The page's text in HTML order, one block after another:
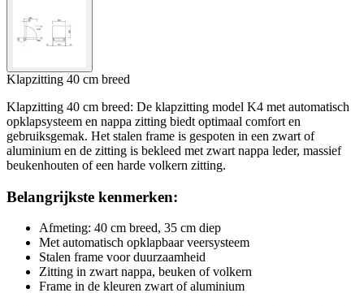
Klapzitting 40 cm breed
Klapzitting 40 cm breed: De klapzitting model K4 met automatisch
opklapsysteem en nappa zitting biedt optimaal comfort en
gebruiksgemak. Het stalen frame is gespoten in een zwart of
aluminium en de zitting is bekleed met zwart nappa leder, massief
beukenhouten of een harde volkern zitting.
Belangrijkste kenmerken:
Afmeting: 40 cm breed, 35 cm diep
Met automatisch opklapbaar veersysteem
Stalen frame voor duurzaamheid
Zitting in zwart nappa, beuken of volkern
Frame in de kleuren zwart of aluminium